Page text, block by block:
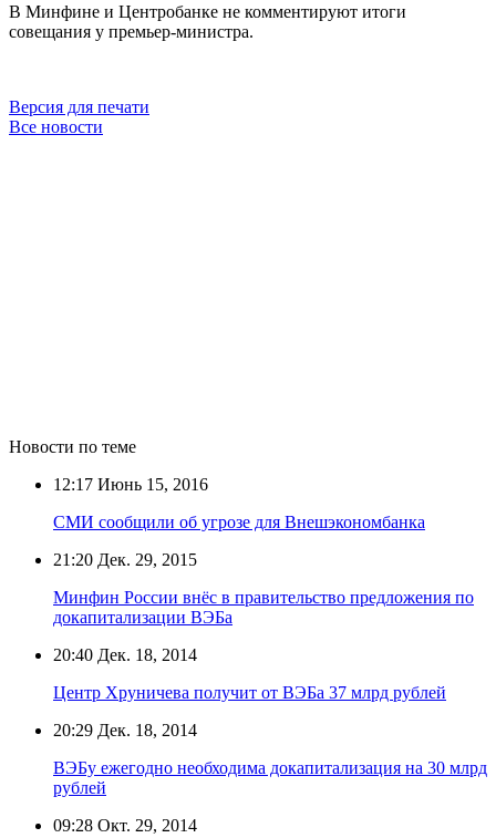
В Минфине и Центробанке не комментируют итоги
совещания у премьер-министра.
Версия для печати
Все новости
Новости по теме
12:17 Июнь 15, 2016
СМИ сообщили об угрозе для Внешэкономбанка
21:20 Дек. 29, 2015
Минфин России внёс в правительство предложения по
докапитализации ВЭБа
20:40 Дек. 18, 2014
Центр Хруничева получит от ВЭБа 37 млрд рублей
20:29 Дек. 18, 2014
ВЭБу ежегодно необходима докапитализация на 30 млрд
рублей
09:28 Окт. 29, 2014